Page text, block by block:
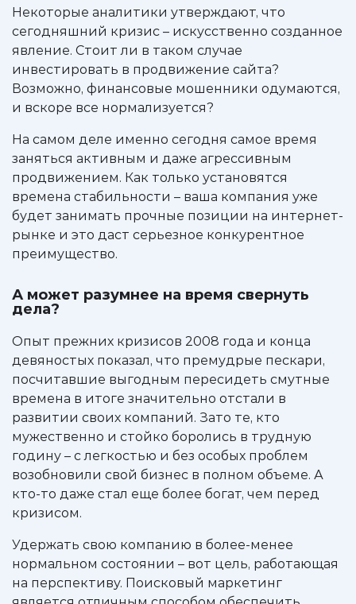
Некоторые аналитики утверждают, что
сегодняшний кризис – искусственно созданное
явление. Стоит ли в таком случае
инвестировать в продвижение сайта?
Возможно, финансовые мошенники одумаются,
и вскоре все нормализуется?
На самом деле именно сегодня самое время
заняться активным и даже агрессивным
продвижением. Как только установятся
времена стабильности – ваша компания уже
будет занимать прочные позиции на интернет-
рынке и это даст серьезное конкурентное
преимущество.
А может разумнее на время свернуть
дела?
Опыт прежних кризисов 2008 года и конца
девяностых показал, что премудрые пескари,
посчитавшие выгодным пересидеть смутные
времена в итоге значительно отстали в
развитии своих компаний. Зато те, кто
мужественно и стойко боролись в трудную
годину – с легкостью и без особых проблем
возобновили свой бизнес в полном объеме. А
кто-то даже стал еще более богат, чем перед
кризисом.
Удержать свою компанию в более-менее
нормальном состоянии – вот цель, работающая
на перспективу. Поисковый маркетинг